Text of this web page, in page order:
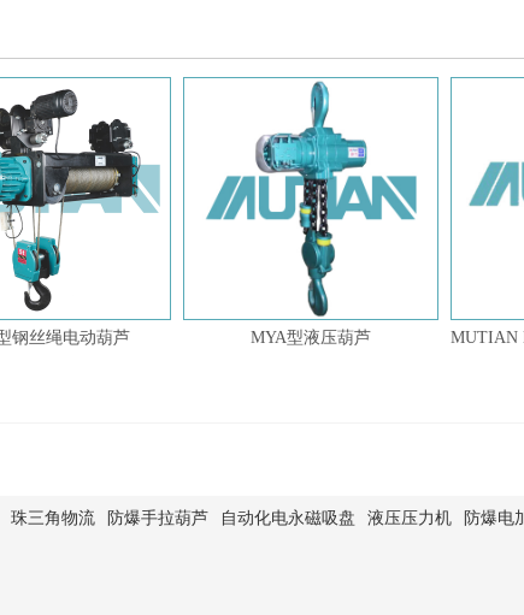
钢丝绳电动葫芦 MYA型液压葫芦
珠三角物流 防爆手拉葫芦 自动化电永磁吸盘 液压压力机 防爆电